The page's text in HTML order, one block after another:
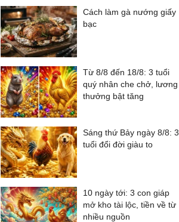
Cách làm gà nướng giấy
bạc
Từ 8/8 đến 18/8: 3 tuổi
quý nhân che chở, lương
thưởng bật tăng
Sáng thứ Bảy ngày 8/8: 3
tuổi đổi đời giàu to
10 ngày tới: 3 con giáp
mở kho tài lộc, tiền về từ
nhiều nguồn